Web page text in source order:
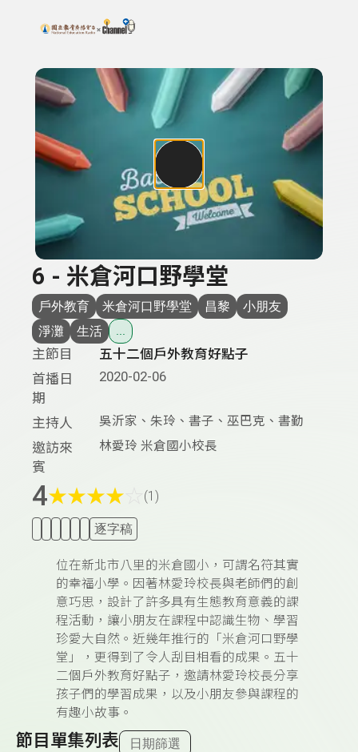
上方功能區塊
搜尋關鍵字：可輸入節目名稱、主持人或關鍵字
6 - 米倉河口野學堂
戶外教育 米倉河口野學堂 昌黎
小朋友
淨灘
生活
主節目
五十二個戶外教育好點子
首播日
期
2020-02-06
主持人 吳沂家、朱玲、書子、巫巴克、書勤
邀訪來
賓
林愛玲 米倉國小校長
4★★★★ (1)
逐字稿
位在新北市八里的米倉國小，可謂名符其實
的幸福小學。因著林愛玲校長與老師們的創
意巧思，設計了許多具有生態教育意義的課
程活動，讓小朋友在課程中認識生物、學習
珍愛大自然。近幾年推行的「米倉河口野學
堂」，更得到了令人刮目相看的成果。五十
二個戶外教育好點子，邀請林愛玲校長分享
孩子們的學習成果，以及小朋友參與課程的
有趣小故事。
節目單集列表 日期篩選